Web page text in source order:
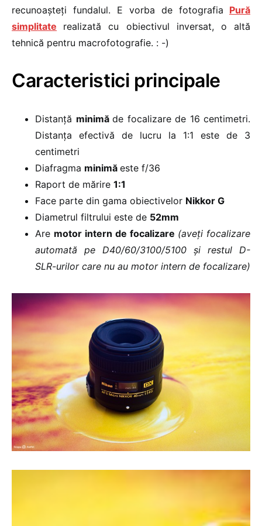
recunoașteți fundalul. E vorba de fotografia Pură
simplitate
realizată cu obiectivul inversat, o altă
tehnică pentru macrofotografie. : -)
Caracteristici principale
Distanță minimă de focalizare de 16 centimetri.
Distanța efectivă de lucru la 1:1 este de 3
centimetri
Diafragma minimă este f/36
Raport de mărire 1:1
Face parte din gama obiectivelor Nikkor G
Diametrul filtrului este de 52mm
Are motor intern de focalizare (aveți focalizare
automată pe D40/60/3100/5100 și restul D-
SLR-urilor care nu au motor intern de focalizare)